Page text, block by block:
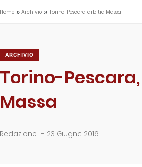
Home » Archivio » Torino-Pescara, arbitra Massa
ARCHIVIO
Torino-
Massa
Redazione - 23 Giugno 2016